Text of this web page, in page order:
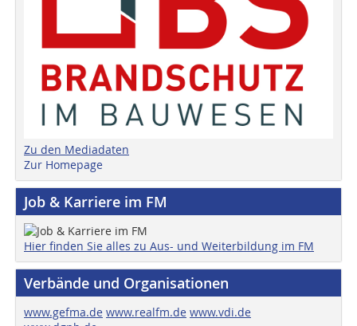
Zu den Mediadaten
Zur Homepage
Job & Karriere im FM
Hier finden Sie alles zu Aus- und Weiterbildung im FM
Verbände und Organisationen
www.gefma.de www.realfm.de www.vdi.de